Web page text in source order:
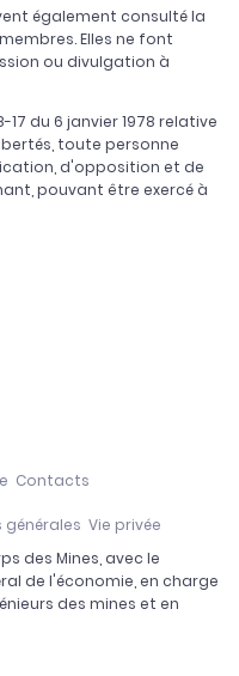
également consulté la
Elles ne font
ou divulgation à
du 6 janvier 1978 relative
toute personne
d'opposition et de
pouvant être exercé à
des Mines, avec le
de l'économie, en charge
des mines et en
Vie privée
Contacts